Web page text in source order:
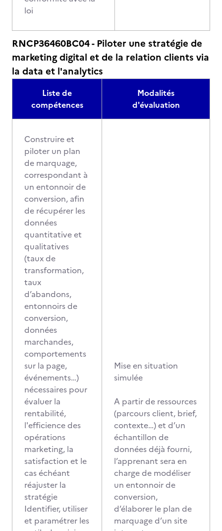
loi
RNCP36460BC04 - Piloter une stratégie de
marketing digital et de la relation clients via
la data et l'analytics
Liste de
compétences
Modalités
d'évaluation
Construire et
piloter un plan
de marquage,
correspondant à
un entonnoir de
conversion, afin
de récupérer les
données
quantitative et
qualitatives
(taux de
transformation,
taux
d’abandons,
entonnoirs de
conversion,
données
marchandes,
comportements
sur la page,
événements…)
nécessaires pour
évaluer la
rentabilité,
l'efficience des
opérations
marketing, la
satisfaction et le
cas échéant
réajuster la
stratégie
Identifier, utiliser
et paramétrer les
Mise en situation
simulée
A partir de ressources
(parcours client, brief,
contexte…) et d’un
échantillon de
données déjà fourni,
l’apprenant sera en
charge de modéliser
un entonnoir de
conversion,
d’élaborer le plan de
marquage d’un site